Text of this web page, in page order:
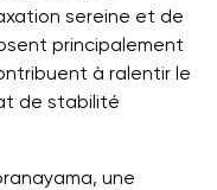
sereine et de
principalement
à ralentir le
de stabilité
une